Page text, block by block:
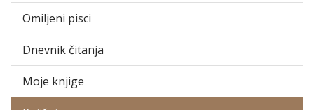
Omiljeni pisci
Dnevnik čitanja
Moje knjige